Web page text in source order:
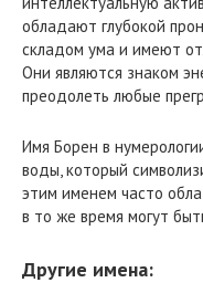
обладают глубокой
складом ума и имеют
Они являются знаком
преодолеть любые
Имя Борен в
воды, который
этим именем часто
в то же время могут
Другие имена: